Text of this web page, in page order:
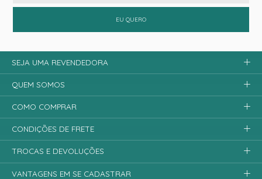
EU QUERO
SEJA UMA REVENDEDORA
QUEM SOMOS
COMO COMPRAR
CONDIÇÕES DE FRETE
TROCAS E DEVOLUÇÕES
VANTAGENS EM SE CADASTRAR